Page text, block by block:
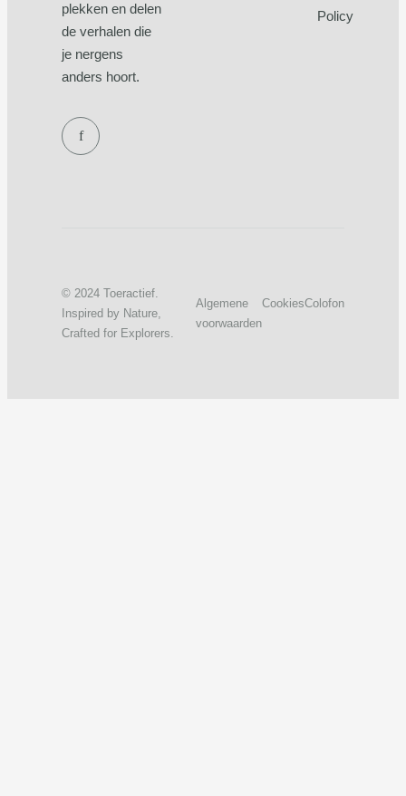
plekken en delen
de verhalen die
je nergens
anders hoort.
f
Policy
© 2024 Toeractief.
Inspired by Nature,
Crafted for Explorers.
Algemene
voorwaarden
CookiesColofon